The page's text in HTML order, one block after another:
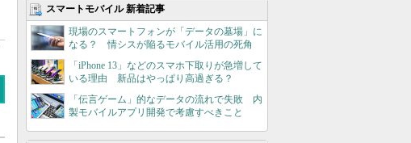
スマートモバイル 新着記事
現場のスマートフォンが「データの墓場」に
なる？ 情シスが陥るモバイル活用の死角
「iPhone 13」などのスマホ下取りが急増して
いる理由 新品はやっぱり高過ぎる？
「伝言ゲーム」的なデータの流れで失敗 内
製モバイルアプリ開発で考慮すべきこと